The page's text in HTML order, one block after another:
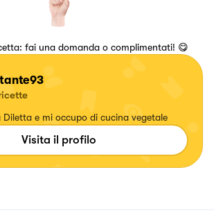
fai una domanda o complimentati! 😋
Diletta e mi occupo di cucina vegetale
Visita il profilo